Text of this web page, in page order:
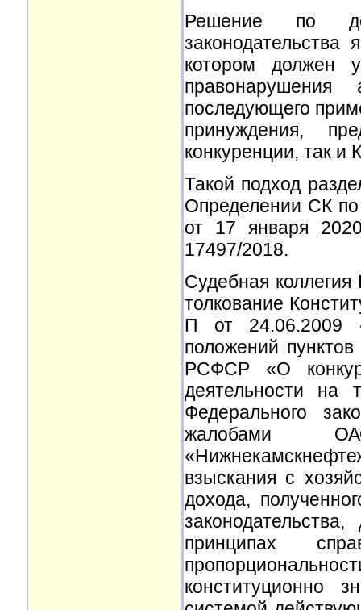
Решение по
котором должен
правонарушения
последующего
принуждения,
конкуренции, так
Такой подход
Определении СК
от 17 января
17497/2018.
Судебная
толкование
П от 24.06.2009
положений
РСФСР «О
деятельности
Федерального
жалобами
взыскания с
дохода,
принципах
конституционно